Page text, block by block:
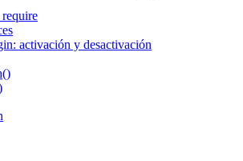
activación y desactivación